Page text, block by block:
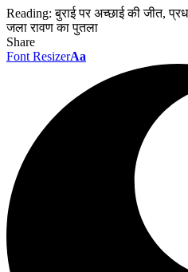
Reading: बुराई पर अच्छाई की जीत,
जला रावण का पुतला
Share
Font ResizerAa